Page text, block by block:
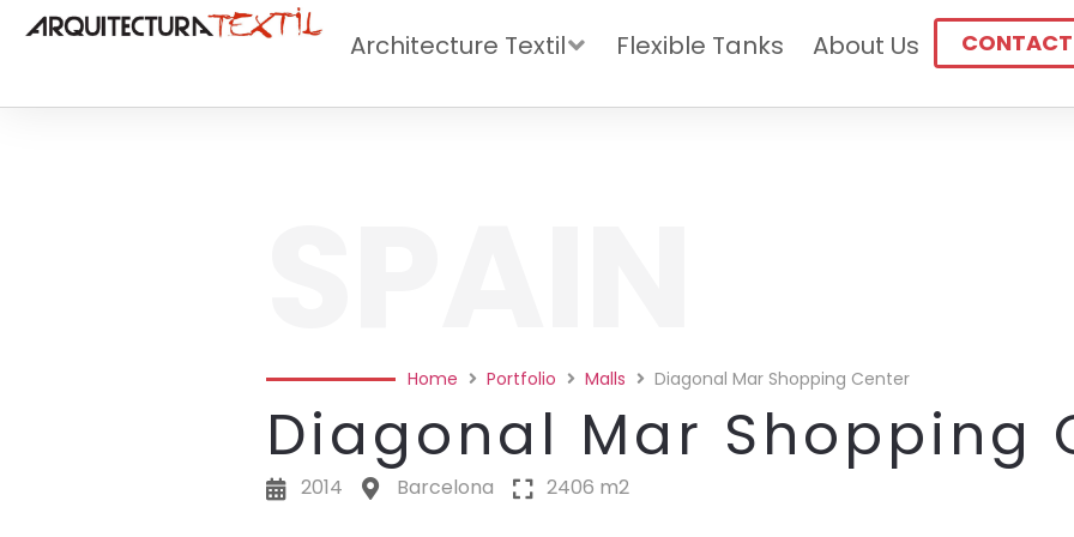
Architecture Textil Flexible Tanks About Us CONTACT
Home Portfolio Malls Diagonal Mar Shopping Center
Diagonal Mar Shopping
2014 Barcelona 2406 m2